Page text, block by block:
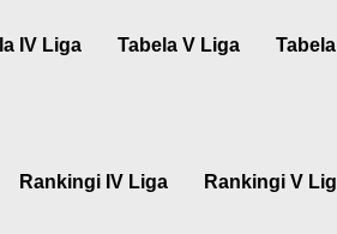
IV Liga Tabela V Liga
Rankingi IV Liga Rankingi V